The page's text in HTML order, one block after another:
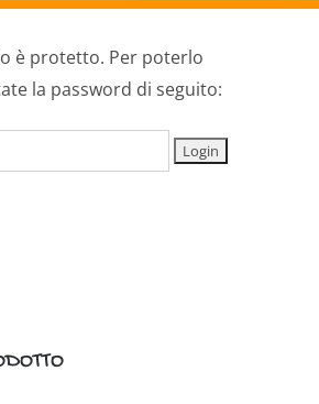
è protetto. Per poterlo
la password di seguito: